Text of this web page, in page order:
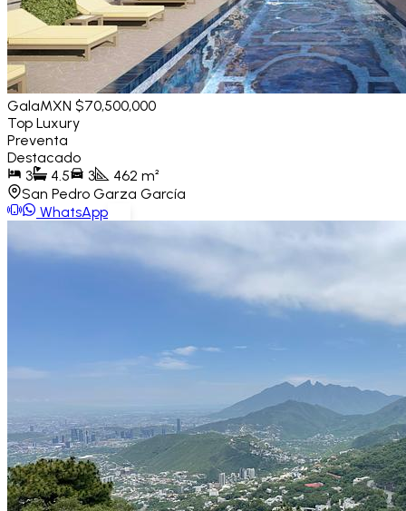
GalaMXN $70,500,000
Top Luxury
Preventa
Destacado
3
4.5 3 462 m²
San Pedro Garza García
WhatsApp